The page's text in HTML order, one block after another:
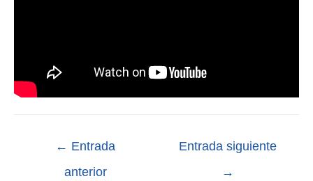
← Entrada
anterior
Entrada siguiente
→